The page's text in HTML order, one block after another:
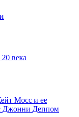
века
Мосс и ее
Джонни Деппом